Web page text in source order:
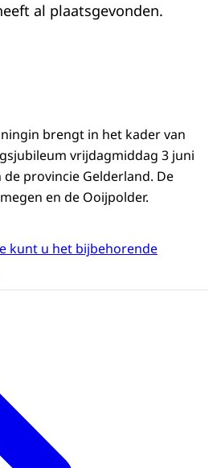
al plaatsgevonden.
brengt in het kader van
vrijdagmiddag 3 juni
de provincie Gelderland. De
en de Ooijpolder.
kunt u het bijbehorende